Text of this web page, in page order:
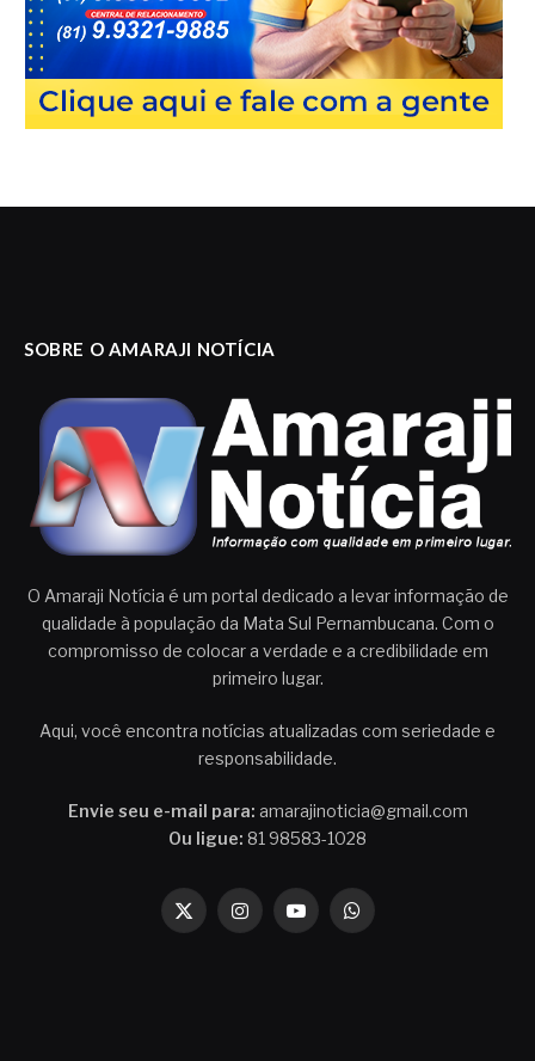
SOBRE O AMARAJI NOTÍCIA
O Amaraji Notícia é um portal dedicado a levar informação de
qualidade à população da Mata Sul Pernambucana. Com o
compromisso de colocar a verdade e a credibilidade em
primeiro lugar.
Aqui, você encontra notícias atualizadas com seriedade e
responsabilidade.
Envie seu e-mail para: amarajinoticia@gmail.com
Ou ligue: 81 98583-1028
X
InstagramYouTubeWhatsApp